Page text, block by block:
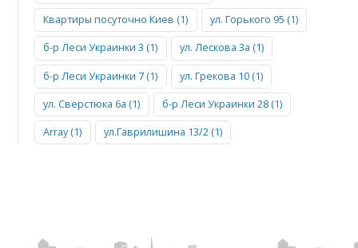
Квартиры посуточно Киев (1) ул. Горького 95 (1)
б-р Леси Украинки 3 (1) ул. Лескова 3а (1)
б-р Леси Украинки 7 (1) ул. Грекова 10 (1)
ул. Сверстюка 6а (1) б-р Леси Украинки 28 (1)
Array (1) ул.Гаврилишина 13/2 (1)